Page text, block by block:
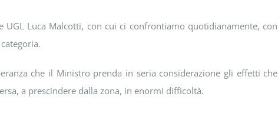
UGL Luca Malcotti, con cui ci confrontiamo quotidianamente, con
che il Ministro prenda in seria considerazione gli effetti che
a prescindere dalla zona, in enormi difficoltà.